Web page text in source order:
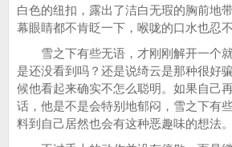
白色的纽扣，露出了洁白无瑕的胸前地
幕眼睛都不肯眨一下，喉咙的口水也忍
雪之下有些无语，才刚刚解开一个就
是还没看到吗？还是说绮云是那种很好
候他看起来确实不怎么聪明。如果自己
话，他是不是会特别地郁闷，雪之下有
料到自己居然也会有这种恶趣味的想法。